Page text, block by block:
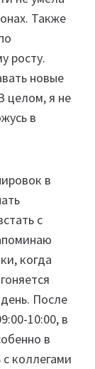
Также
росту.
новые
целом, я не
в
в
с
когда
После
10:00, в
в
коллегами